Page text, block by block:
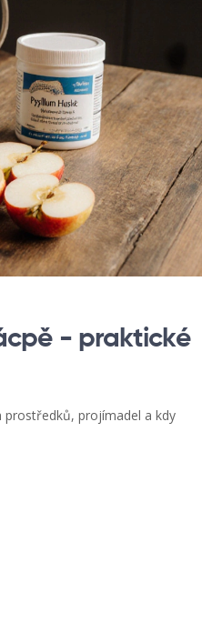
- praktické
prostředků, projímadel a kdy